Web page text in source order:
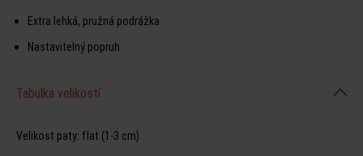
Extra lehká, pružná podrážka
Nastavitelný popruh
Tabulka velikostí
Velikost paty: flat (1-3 cm)